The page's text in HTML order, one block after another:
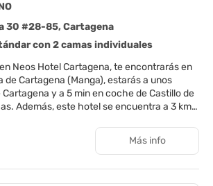
30 #28-85, Cartagena
con 2 camas individuales
Neos Hotel Cartagena, te encontrarás en
de Cartagena (Manga), estarás a unos
y a 5 min en coche de Castillo de
a 3 km
donde sentarte a contemplar el paisaje.
Más info